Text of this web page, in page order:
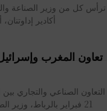
ترأس كل من وزير الصناعة
أكادير
تعاون المغرب
التعاون الصناعي والتجاري
21 فبراير بالرباط، وزير الصناعة والتجارة رياض مزور، مع وزيرة الاقتصاد والصناعة...